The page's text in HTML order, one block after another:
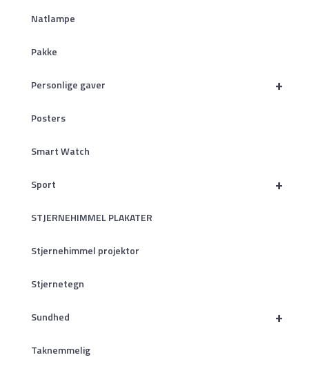
Natlampe
Pakke
+
Personlige gaver
Posters
Smart Watch
+
Sport
STJERNEHIMMEL PLAKATER
Stjernehimmel projektor
Stjernetegn
+
Sundhed
Taknemmelig